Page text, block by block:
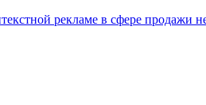
рекламе в сфере продажи